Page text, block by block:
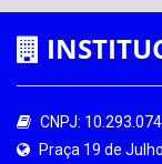
CNPJ:
Praça 19 de